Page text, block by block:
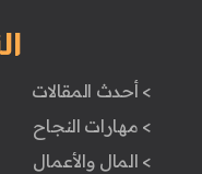
> أحدث المقالات
> مهارات النجاح
> المال والأعمال